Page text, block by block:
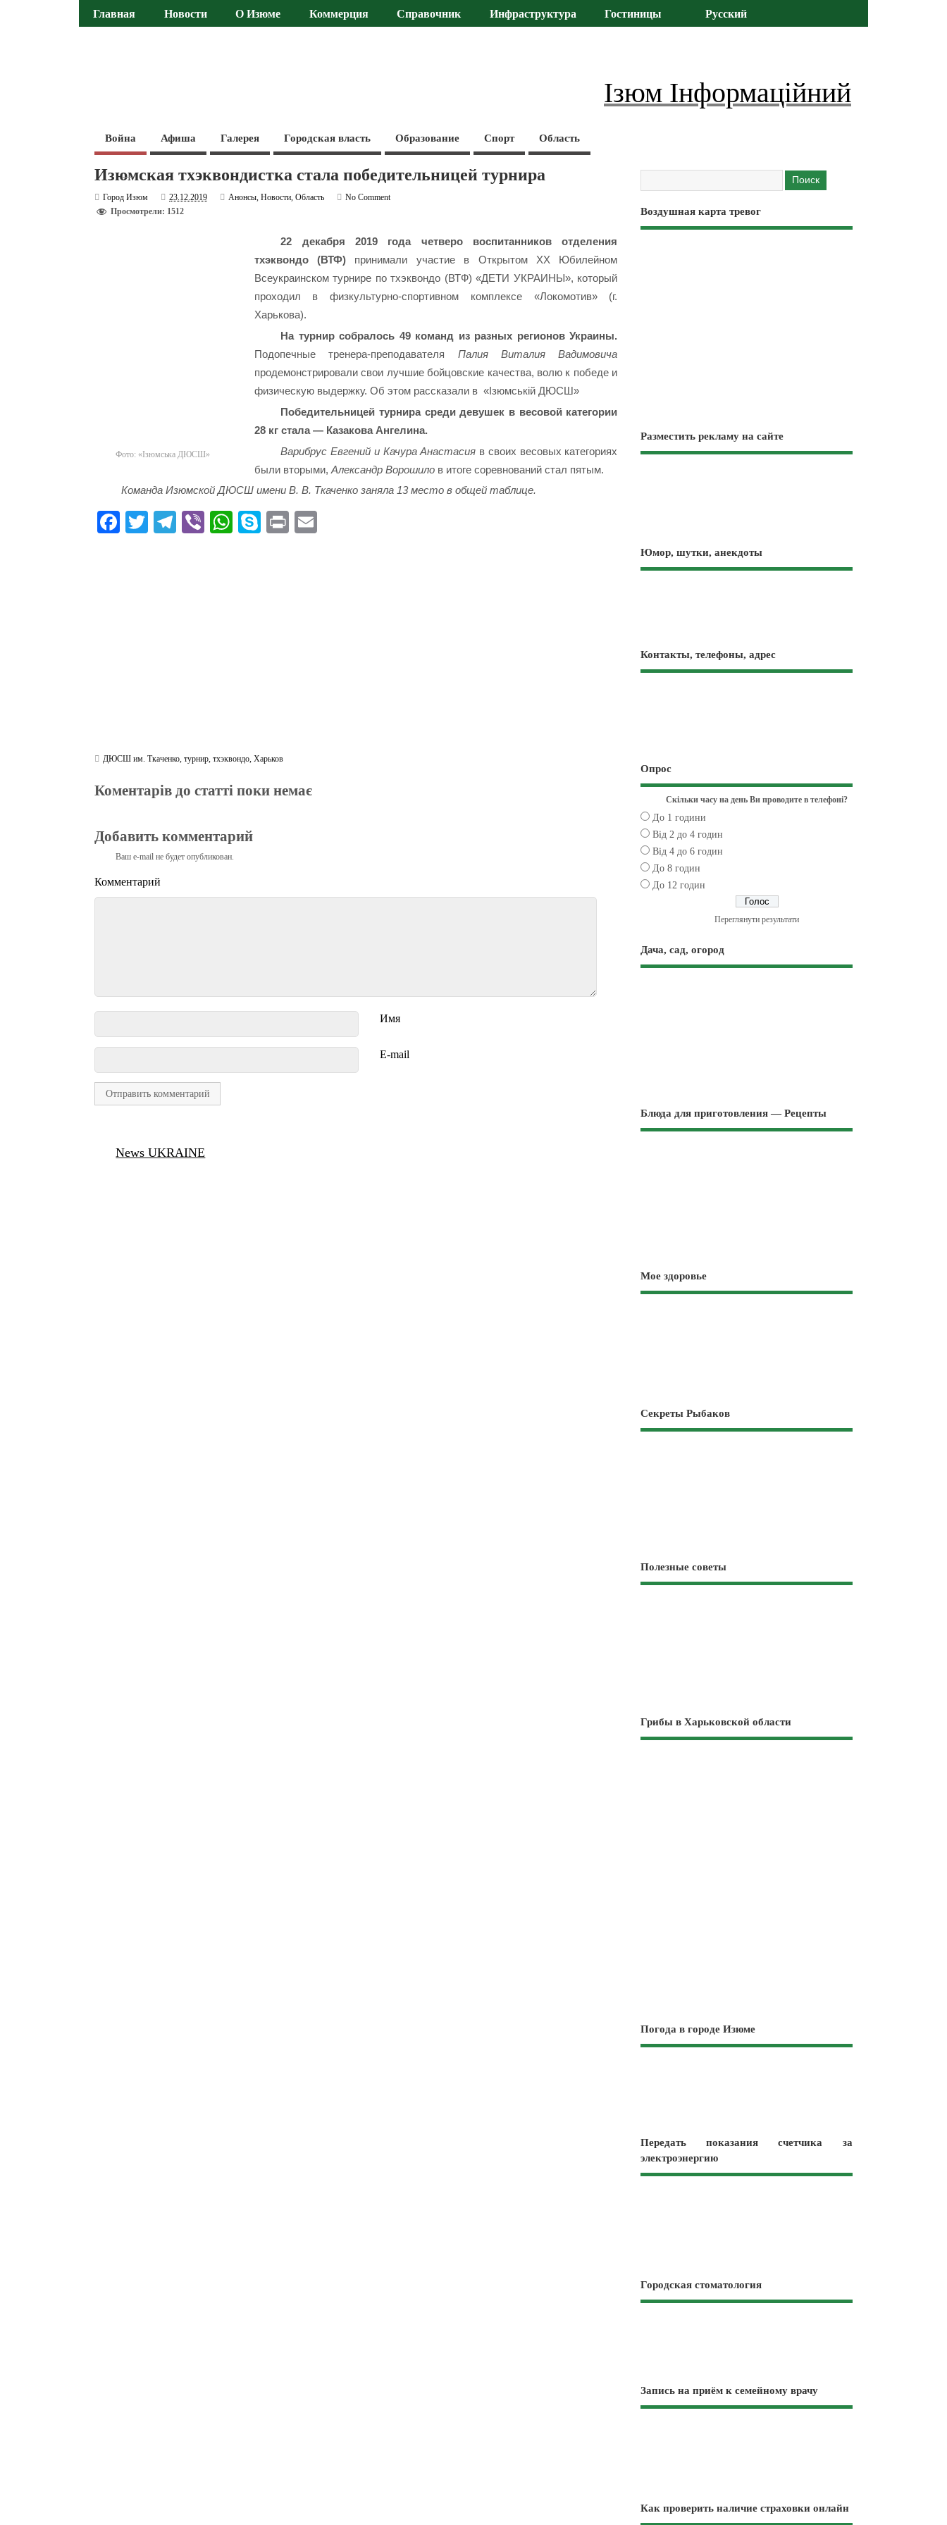
Главная Новости О Изюме Коммерция Справочник Инфраструктура Гостиницы Русский
Ізюм Інформаційний
Война Афиша Галерея Городская власть Образование Спорт Область
Изюмская тхэквондистка стала победительницей турнира
Город Изюм 23.12.2019 Анонсы,Новости,Область
No Comment
Просмотрели: 1512
Фото: «Ізюмська ДЮСШ»
22 декабря 2019 года четверо воспитанников отделения
тхэквондо (ВТФ) принимали участие в Открытом ХХ Юбилейном
Всеукраинском турнире по тхэквондо (ВТФ) «ДЕТИ УКРАИНЫ», который
проходил в физкультурно-спортивном комплексе «Локомотив» (г.
Харькова).
На турнир собралось 49 команд из разных регионов Украины.
Подопечные тренера-преподавателя Палия Виталия Вадимовича
продемонстрировали свои лучшие бойцовские качества, волю к победе и
физическую выдержку. Об этом рассказали в «Ізюмській ДЮСШ»
Победительницей турнира среди девушек в весовой категории
28 кг стала — Казакова Ангелина.
Варибрус Евгений и Качура Анастасия в своих весовых категориях
были вторыми, Александр Ворошилов итоге соревнований стал пятым.
Команда Изюмской ДЮСШ имени В. В. Ткаченко заняла 13 место в общей таблице.
Fa T
Te Vi
W
S
Pr
ДЮСШ им. Ткаченко,турнир,тхэквондо,Харьков
Коментарів до статті поки немає
Добавить комментарий
Ваш e-mail не будет опубликован.
Комментарий
Имя
E-mail
News UKRAINE
Воздушная карта тревог
Разместить рекламу на сайте
Юмор, шутки, анекдоты
Контакты, телефоны, адрес
Опрос
Скільки часу на день Ви проводите в телефоні?
До 1 години
Від 2 до 4 годин
Від 4 до 6 годин
До 8 годин
До 12 годин
Переглянути результати
Дача, сад, огород
Блюда для приготовления — Рецепты
Мое здоровье
Секреты Рыбаков
Полезные советы
Грибы в Харьковской области
Погода в городе Изюме
Передать показания счетчика за
электроэнергию
Городская стоматология
Запись на приём к семейному врачу
Как проверить наличие страховки онлайн